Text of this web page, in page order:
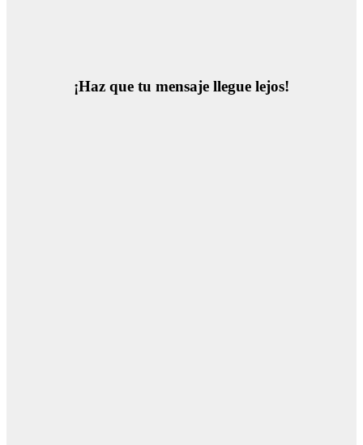
¡Haz que tu mensaje llegue lejos!